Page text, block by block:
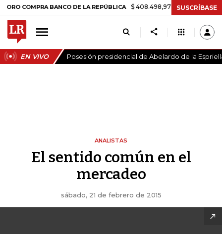
BANCO DE LA REPÚBLICA $ 408.498,97 +$ 8.753,81 +2,19%
SUSCRÍBASE
EN VIVO Posesión presidencial de Abelardo de la
ANALISTAS
El sentido común en el
mercadeo
sábado, 21 de febrero de 2015